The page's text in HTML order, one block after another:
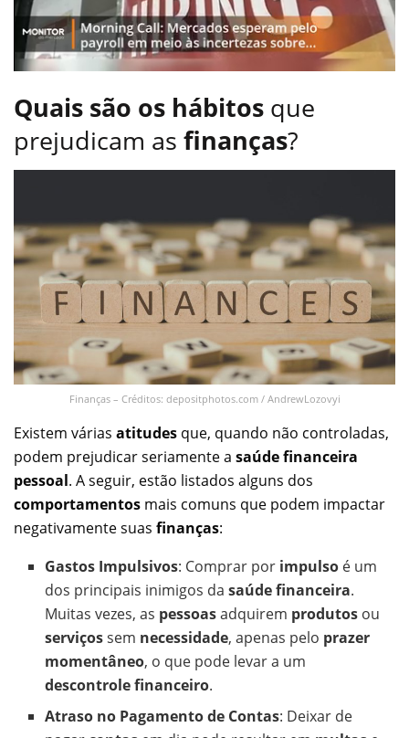
Quais são os hábitos que
prejudicam as finanças?
Finanças – Créditos: depositphotos.com / AndrewLozovyi
Existem várias atitudes que, quando não controladas,
podem prejudicar seriamente a saúde financeira
pessoal. A seguir, estão listados alguns dos
comportamentos mais comuns que podem impactar
negativamente suas finanças:
Gastos Impulsivos: Comprar por impulso é um
dos principais inimigos dasaúde financeira.
Muitas vezes, as pessoasadquirem produtos ou
serviçossem necessidade, apenas pelo prazer
momentâneo, o que pode levar a um
descontrole financeiro.
Atraso no Pagamento de Contas: Deixar de